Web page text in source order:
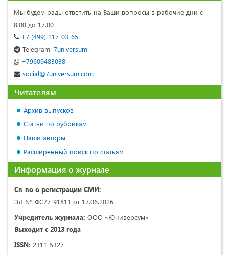
Мы будем рады ответить на Ваши вопросы в рабочие дни с
8.00 до 17.00
+7 (499) 117-03-65
Telegram: 7universum
+79609483038
social@7universum.com
Читателям
Архив выпусков
Статьи по рубрикам
Наши авторы
Расширенный поиск по статьям
Информация о журнале
Св-во о регистрации СМИ:
ЭЛ № ФС77-91811 от 17.06.2026
Учредитель журнала: ООО «Юниверсум»
Выходит с 2013 года
ISSN: 2311-5327